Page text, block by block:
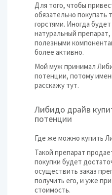
Для того, чтобы
обязательно покупать
горстями. Иногда
натуральный
полезными
более активно.
Мой муж принимал
потенции, потому
расскажу тут.
Либидо драйв
потенции
Где же можно купить
Такой препарат
покупки будет
осуществить заказ
получить его, и уже
стоимость.